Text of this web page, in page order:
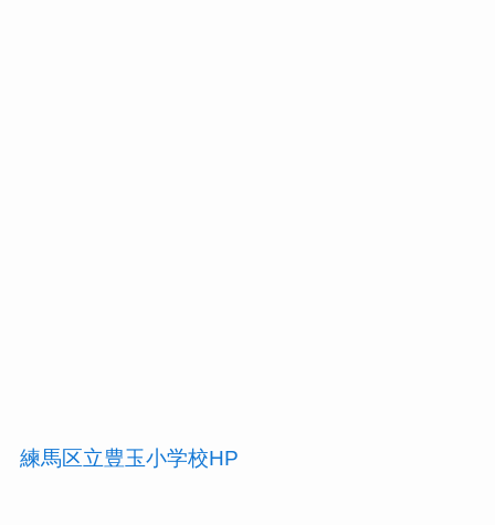
練馬区立豊玉小学校HP